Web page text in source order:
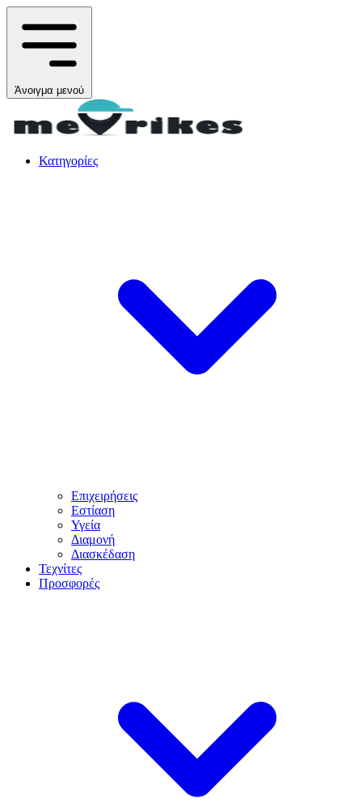
Άνοιγμα μενού
Κατηγορίες
Επιχειρήσεις
Εστίαση
Υγεία
Διαμονή
Διασκέδαση
Τεχνίτες
Προσφορές